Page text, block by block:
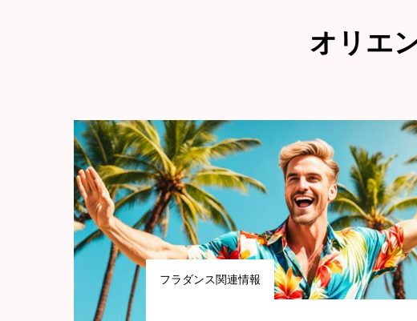
オリエ
フラダンス関連情報